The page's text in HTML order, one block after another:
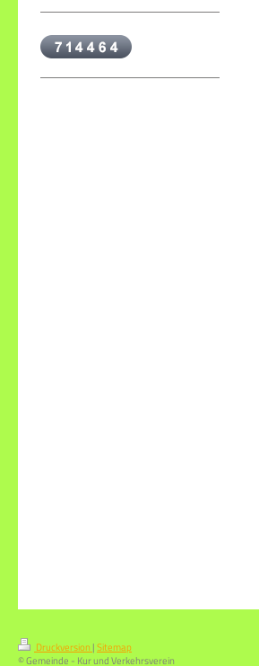
Druckversion |Sitemap
© Gemeinde - Kur und Verkehrsverein